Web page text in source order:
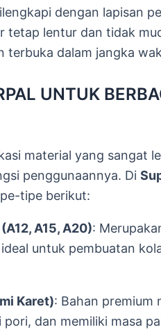
dengan lapisan
tetap lentur dan tidak
terbuka dalam jangka
UNTUK
material yang sangat
penggunaannya. Di
tipe berikut:
A15, A20):
untuk pembuatan
Karet): Bahan premium
dan memiliki masa